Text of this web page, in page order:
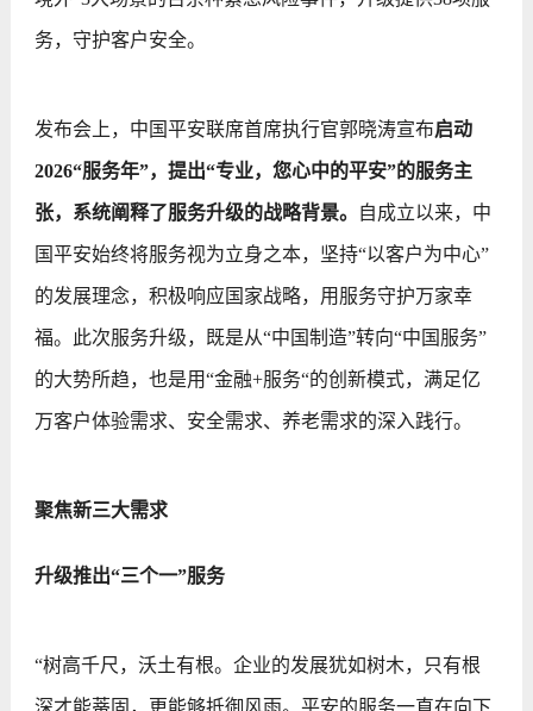
务，守护客户安全。
发布会上，中国平安联席首席执行官郭晓涛宣布启动
2026“服务年”，提出“专业，您心中的平安”的服务主
张，系统阐释了服务升级的战略背景。 自成立以来，中
国平安始终将服务视为立身之本，坚持“以客户为中心”
的发展理念，积极响应国家战略，用服务守护万家幸
福。此次服务升级，既是从“中国制造”转向“中国服务”
的大势所趋，也是用“金融+服务“的创新模式，满足亿
万客户体验需求、安全需求、养老需求的深入践行。
聚焦新三大需求
升级推出“三个一”服务
“树高千尺，沃土有根。企业的发展犹如树木，只有根
深才能蒂固，更能够抵御风雨。平安的服务一直在向下